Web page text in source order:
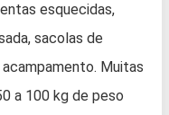
esquecidas,
sacolas de
Muitas
a 100 kg de peso